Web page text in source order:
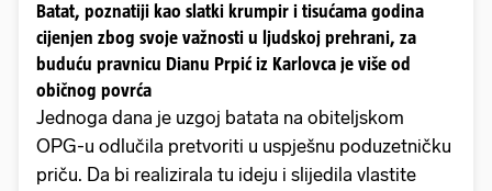
Batat, poznatiji kao slatki krumpir i tisućama godina
cijenjen zbog svoje važnosti u ljudskoj prehrani, za
buduću pravnicu Dianu Prpić iz Karlovca je više od
običnog povrća
Jednoga dana je uzgoj batata na obiteljskom
OPG-u odlučila pretvoriti u uspješnu poduzetničku
priču. Da bi realizirala tu ideju i slijedila vlastite